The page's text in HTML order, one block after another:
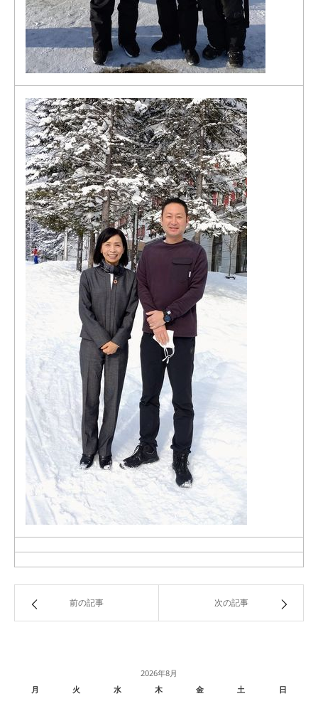
前の記事 次の記事
2026年8月
月
火 水 木 金 土 日